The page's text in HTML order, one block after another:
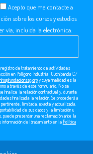
Acepto que me contacte a
sobre los cursos y estudios
vía, incluida la electrónica.
registro de tratamiento de actividades
en Polígono Industrial Cuchipanda C/
y cuya finalidad es la
a través de este formulario. No se
finalice la relación contractual y, durante
finalizada la relación. Se procederá a
limitada, exacta y actualizada.
de sus datos y la limitación u
puede presentar una reclamación ante la
información del tratamiento en la Política